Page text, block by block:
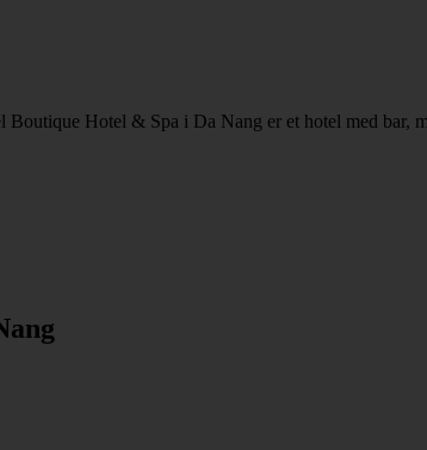
Boutique Hotel & Spa i Da Nang er et hotel med bar,